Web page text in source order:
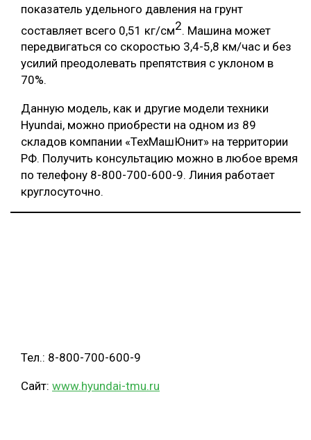
показатель удельного давления на грунт
составляет всего 0,51 кг/см2. Машина может
передвигаться со скоростью 3,4-5,8 км/час и без
усилий преодолевать препятствия с уклоном в
70%.
Данную модель, как и другие модели техники
Hyundai, можно приобрести на одном из 89
складов компании «ТехМашЮнит» на территории
РФ. Получить консультацию можно в любое время
по телефону 8-800-700-600-9. Линия работает
круглосуточно.
Тел.: 8-800-700-600-9
Сайт: www.hyundai-tmu.ru